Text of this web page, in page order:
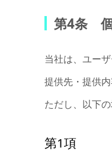
第4条 個
当社は、ユー
提供先・提供
ただし、以下
第1項